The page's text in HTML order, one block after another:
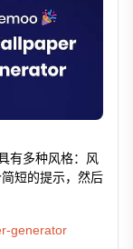
有多种风格：风
短的提示，然后
generator